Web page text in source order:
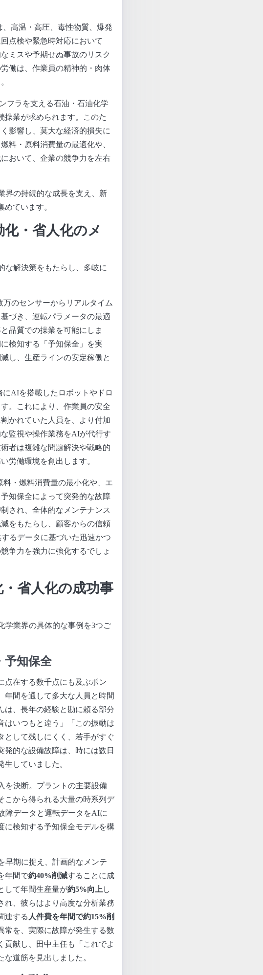
高温・高圧、毒性物質、爆発
点検や緊急時対応において
ミスや予期せぬ事故のリスク
働は、作業員の精神的・肉体
フラを支える石油・石油化学
操業が求められます。このた
影響し、莫大な経済的損失に
料・原料消費量の最適化や、
おいて、企業の競争力を左右
界の持続的な成長を支え、新
ています。
・省人化のメ
な解決策をもたらし、多岐に
のセンサーからリアルタイム
づき、運転パラメータの最適
品質での操業を可能にしま
検知する「予知保全」を実
し、生産ラインの安定稼働と
AIを搭載したロボットやドロ
。これにより、作業員の安全
かれていた人員を、より付加
監視や操作業務をAIが代行す
者は複雑な問題解決や戦略的
労働環境を創出します。
・燃料消費量の最小化や、エ
知保全によって突発的な故障
され、全体的なメンテナンス
をもたらし、顧客からの信頼
るデータに基づいた迅速かつ
争力を強力に強化するでしょ
省人化の成功事
学業界の具体的な事例を3つご
予知保全
点在する数千点にも及ぶポン
年間を通して多大な人員と時間
は、長年の経験と勘に頼る部分
はいつもと違う」「この振動は
として残しにくく、若手がすぐ
的な設備故障は、時には数日
していました。
を決断。プラントの主要設備
こから得られる大量の時系列デ
障データと運転データをAIに
に検知する予知保全モデルを構
早期に捉え、計画的なメンテ
年間で約40%削減することに成
して年間生産量が約5%向上 し
れ、彼らはより高度な分析業務
連する 人件費を年間で約15%削
常を、実際に故障が発生する数
献し、田中主任も「これでよ
道筋を見出しました。